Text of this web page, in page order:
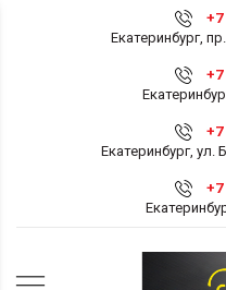
+7
Екатеринбург,
+7
+7
Екатеринбург, ул.
+7